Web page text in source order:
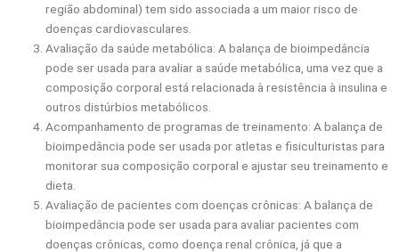
região abdominal) tem sido associada a um maior risco de
doenças cardiovasculares.
Avaliação da saúde metabólica: A balança de bioimpedância
pode ser usada para avaliar a saúde metabólica, uma vez que a
composição corporal está relacionada à resistência à insulina e
outros distúrbios metabólicos.
Acompanhamento de programas de treinamento: A balança de
bioimpedância pode ser usada por atletas e fisiculturistas para
monitorar sua composição corporal e ajustar seu treinamento e
dieta.
Avaliação de pacientes com doenças crônicas: A balança de
bioimpedância pode ser usada para avaliar pacientes com
doenças crônicas, como doença renal crônica, já que a